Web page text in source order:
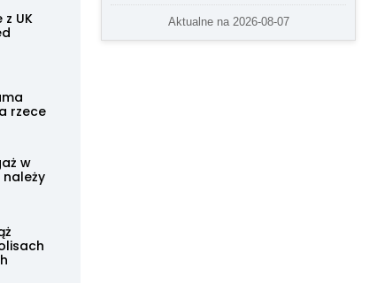
UK
rzece
w
należy
Aktualne na 2026-08-07